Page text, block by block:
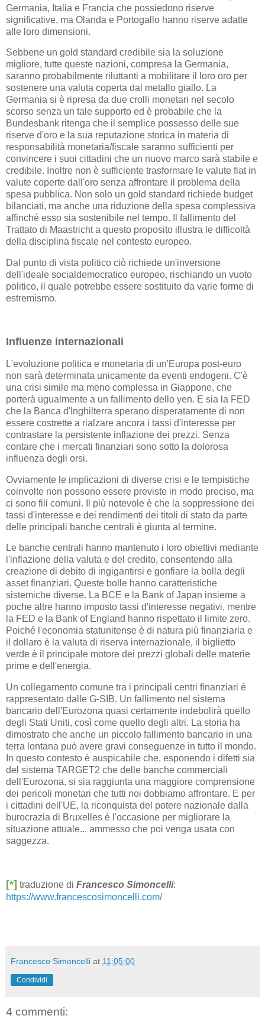
Germania, Italia e Francia che possiedono riserve
significative, ma Olanda e Portogallo hanno riserve adatte
alle loro dimensioni.
Sebbene un gold standard credibile sia la soluzione
migliore, tutte queste nazioni, compresa la Germania,
saranno probabilmente riluttanti a mobilitare il loro oro per
sostenere una valuta coperta dal metallo giallo. La
Germania si è ripresa da due crolli monetari nel secolo
scorso senza un tale supporto ed è probabile che la
Bundesbank ritenga che il semplice possesso delle sue
riserve d'oro e la sua reputazione storica in materia di
responsabilità monetaria/fiscale saranno sufficienti per
convincere i suoi cittadini che un nuovo marco sarà stabile e
credibile. Inoltre non è sufficiente trasformare le valute fiat in
valute coperte dall'oro senza affrontare il problema della
spesa pubblica. Non solo un gold standard richiede budget
bilanciati, ma anche una riduzione della spesa complessiva
affinché esso sia sostenibile nel tempo. Il fallimento del
Trattato di Maastricht a questo proposito illustra le difficoltà
della disciplina fiscale nel contesto europeo.
Dal punto di vista politico ciò richiede un'inversione
dell'ideale socialdemocratico europeo, rischiando un vuoto
politico, il quale potrebbe essere sostituito da varie forme di
estremismo.
Influenze internazionali
L'evoluzione politica e monetaria di un'Europa post-euro
non sarà determinata unicamente da eventi endogeni. C'è
una crisi simile ma meno complessa in Giappone, che
porterà ugualmente a un fallimento dello yen. E sia la FED
che la Banca d'Inghilterra sperano disperatamente di non
essere costrette a rialzare ancora i tassi d'interesse per
contrastare la persistente inflazione dei prezzi. Senza
contare che i mercati finanziari sono sotto la dolorosa
influenza degli orsi.
Ovviamente le implicazioni di diverse crisi e le tempistiche
coinvolte non possono essere previste in modo preciso, ma
ci sono fili comuni. Il più notevole è che la soppressione dei
tassi d'interesse e dei rendimenti dei titoli di stato da parte
delle principali banche centrali è giunta al termine.
Le banche centrali hanno mantenuto i loro obiettivi mediante
l'inflazione della valuta e del credito, consentendo alla
creazione di debito di ingigantirsi e gonfiare la bolla degli
asset finanziari. Queste bolle hanno caratteristiche
sistemiche diverse. La BCE e la Bank of Japan insieme a
poche altre hanno imposto tassi d'interesse negativi, mentre
la FED e la Bank of England hanno rispettato il limite zero.
Poiché l'economia statunitense è di natura più finanziaria e
il dollaro è la valuta di riserva internazionale, il biglietto
verde è il principale motore dei prezzi globali delle materie
prime e dell'energia.
Un collegamento comune tra i principali centri finanziari è
rappresentato dalle G-SIB. Un fallimento nel sistema
bancario dell'Eurozona quasi certamente indebolirà quello
degli Stati Uniti, così come quello degli altri. La storia ha
dimostrato che anche un piccolo fallimento bancario in una
terra lontana può avere gravi conseguenze in tutto il mondo.
In questo contesto è auspicabile che, esponendo i difetti sia
del sistema TARGET2 che delle banche commerciali
dell'Eurozona, si sia raggiunta una maggiore comprensione
dei pericoli monetari che tutti noi dobbiamo affrontare. E per
i cittadini dell'UE, la riconquista del potere nazionale dalla
burocrazia di Bruxelles è l'occasione per migliorare la
situazione attuale... ammesso che poi venga usata con
saggezza.
[*] traduzione di Francesco Simoncelli:
https://www.francescosimoncelli.com/
Francesco Simoncelli at 11:05:00
Condividi
4 commenti: